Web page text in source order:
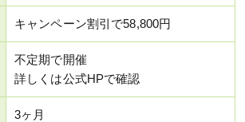
キャンペーン割引で58,800円
不定期で開催
詳しくは公式HPで確認
3ヶ月